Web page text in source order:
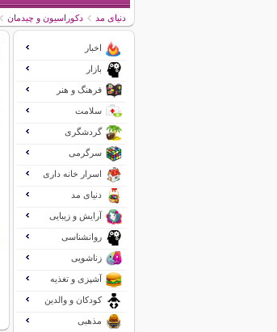
دنیای مد دکوراسیون و چیدمان
اخبار
بازار
فرهنگ و هنر
سلامت
گردشگری
سرگرمی
اسرار خانه داری
دنیای مد
آرایش و زیبایی
روانشناسی
زناشویی
آشپزی و تغذیه
کودکان و والدین
مذهبی